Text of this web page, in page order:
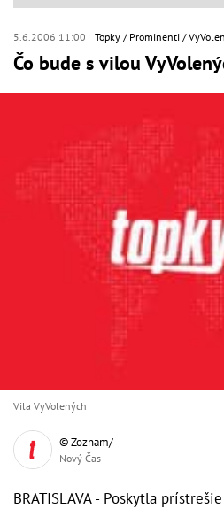
5.6.2006 11:00 Topky Prominenti
Čo bude s vilou
Vila VyVolených
© Zoznam/
Nový Čas
BRATISLAVA - Poskytla